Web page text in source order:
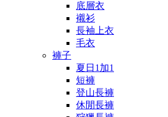
底層衣
襯衫
長袖上衣
毛衣
褲子
夏日1加1
短褲
登山長褲
休閒長褲